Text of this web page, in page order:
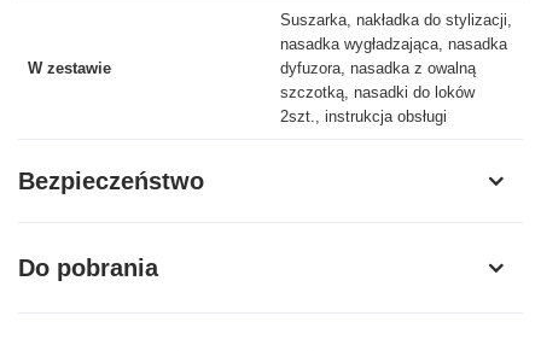
W zestawie
Suszarka, nakładka do stylizacji,
nasadka wygładzająca, nasadka
dyfuzora, nasadka z owalną
szczotką, nasadki do loków
2szt., instrukcja obsługi
Bezpieczeństwo
Do pobrania